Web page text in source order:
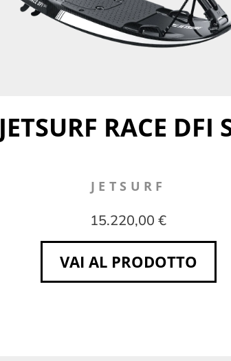
JETSURF RACE DFI
JETSURF
15.220,00 €
VAI AL PRODOTTO